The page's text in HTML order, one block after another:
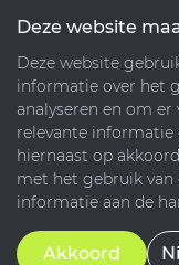
Deze website
Deze website
informatie over het
analyseren en om
relevante informatie
hiernaast op
met het gebruik van
informatie aan de
Akkoord